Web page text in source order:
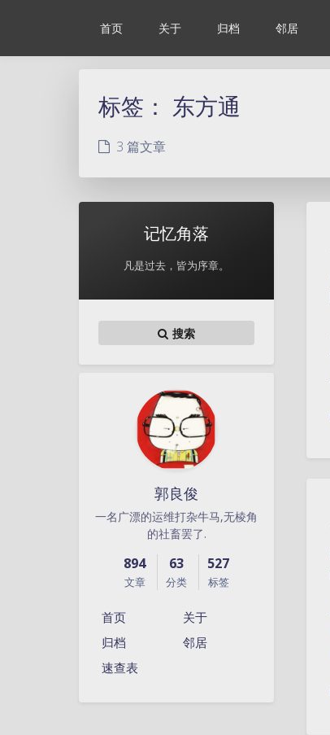
首页 关于 归档 邻居
标签： 东方通
3 篇文章
记忆角落
凡是过去，皆为序章。
搜索
郭良俊
一名广漂的运维打杂牛马,无棱角
的社畜罢了.
894
文章
63
分类
527
标签
首页
关于
归档
邻居
速查表